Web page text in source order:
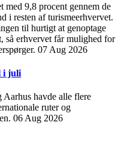
med 9,8 procent gennem de
i resten af turismeerhvervet.
til hurtigt at genoptage
så erhvervet får mulighed for
07 Aug 2026
i juli
havde alle flere
ruter og
06 Aug 2026